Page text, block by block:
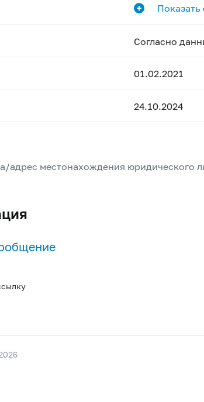
Показать
Согласно
01.02.2021
24.10.2024
адрес местонахождения юридического